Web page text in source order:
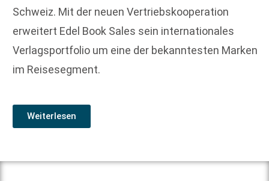
Schweiz. Mit der neuen Vertriebskooperation
erweitert Edel Book Sales sein internationales
Verlagsportfolio um eine der bekanntesten Marken
im Reisesegment.
Weiterlesen